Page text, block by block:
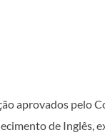
aprovados pelo
de Inglês,